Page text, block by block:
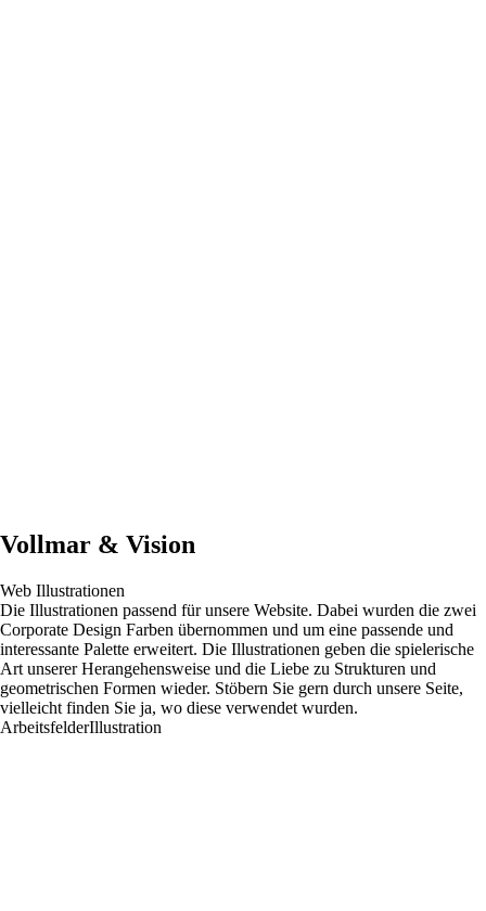
Vollmar & Vision
Web Illustrationen
Die Illustrationen passend für unsere Website. Dabei wurden die zwei
Corporate Design Farben übernommen und um eine passende und
interessante Palette erweitert. Die Illustrationen geben die spielerische
Art unserer Herangehensweise und die Liebe zu Strukturen und
geometrischen Formen wieder. Stöbern Sie gern durch unsere Seite,
vielleicht finden Sie ja, wo diese verwendet wurden.
ArbeitsfelderIllustration